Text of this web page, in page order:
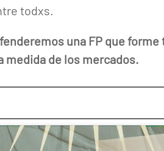
todxs.
una FP que
medida de los mercados.